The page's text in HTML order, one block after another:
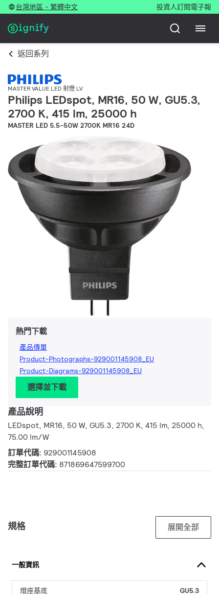
台灣地區 - 繁體中文 投資人訂閱電子報
返回系列
MASTER VALUE LED 射燈 LV
Philips LEDspot, MR16, 50 W, GU5.3,
2700 K, 415 lm, 25000 h
MASTER LED 5.5-50W 2700K MR16 24D
熱門下載
產品傳單
Product-Photographs-929001145908_EU
Product-Diagrams-929001145908_EU
選擇並下載
產品說明
LEDspot, MR16, 50 W, GU5.3, 2700 K, 415 lm, 25000 h,
75.00 lm/W
訂單代碼: 929001145908
完整訂單代碼: 871869647599700
規格 展開全部
一般資訊
燈座基底 GU5.3